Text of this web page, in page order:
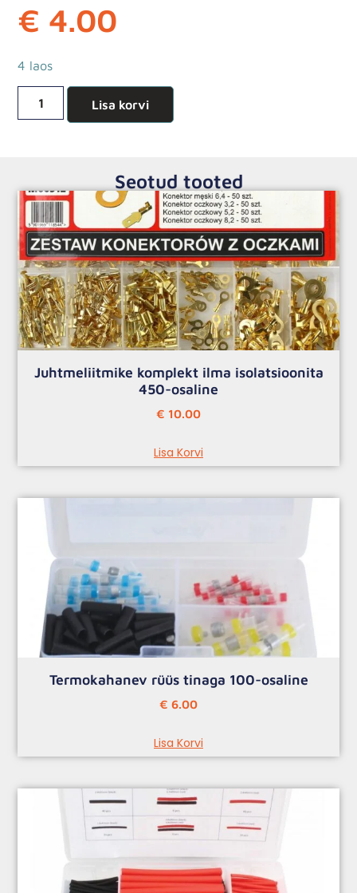
€ 4.00
4 laos
Lisa korvi
Seotud tooted
Juhtmeliitmike komplekt ilma isolatsioonita
450-osaline
€ 10.00
Lisa Korvi
Termokahanev rüüs tinaga 100-osaline
€ 6.00
Lisa Korvi